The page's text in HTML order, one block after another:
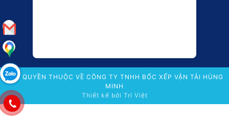
BẢN QUYỀN THUỘC VỀ CÔNG TY TNHH BỐC XẾP VẬN TẢI HÙNG
MINH
Thiết kế bởi Trí Việt